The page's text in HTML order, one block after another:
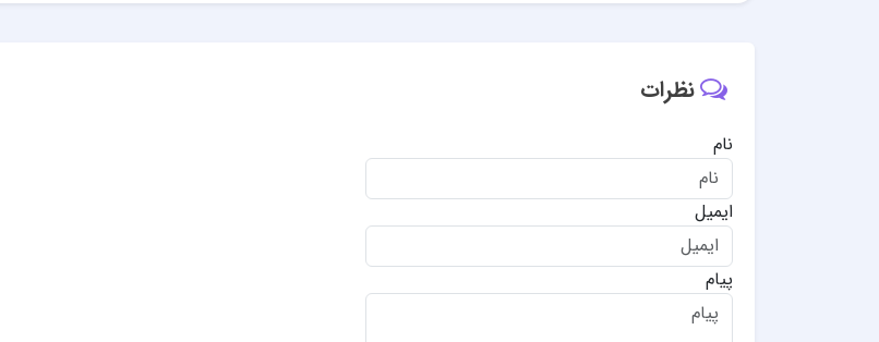
نظرات
نام
ایمیل
پیام